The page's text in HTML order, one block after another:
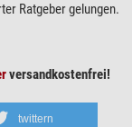
Ratgeber gelungen.
versandkostenfrei!
twittern